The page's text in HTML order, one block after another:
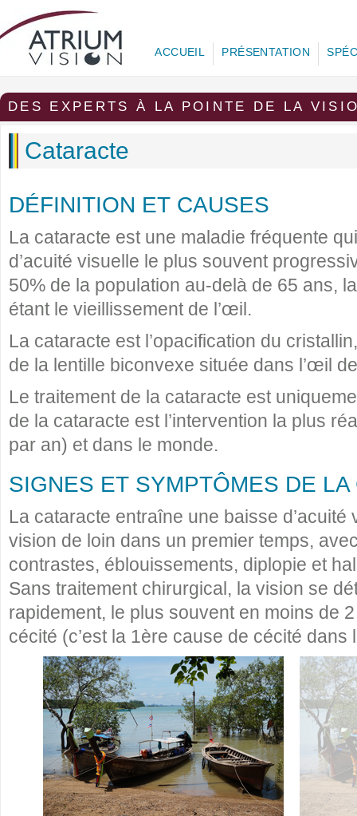
ACCUEIL PRÉSENTATION
DES EXPERTS À LA POINTE DE LA
Cataracte
DÉFINITION ET CAUSES
La cataracte est une maladie fréquente
d’acuité visuelle le plus souvent
50% de la population au-delà de 65 ans,
étant le vieillissement de l’œil.
La cataracte est l’opacification du
de la lentille biconvexe située dans l’œil
Le traitement de la cataracte est
de la cataracte est l’intervention la plus
par an) et dans le monde.
SIGNES ET SYMPTÔMES DE LA
La cataracte entraîne une baisse
vision de loin dans un premier temps,
contrastes, éblouissements, diplopie et
Sans traitement chirurgical, la vision se
rapidement, le plus souvent en moins de
cécité (c’est la 1ère cause de cécité dans